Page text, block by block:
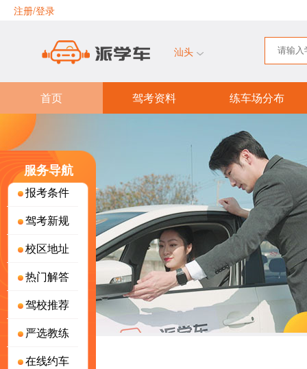
注册/登录
汕头
首页 驾考资料 练车场分布
服务导航
报考条件
驾考新规
校区地址
热门解答
驾校推荐
严选教练
在线约车